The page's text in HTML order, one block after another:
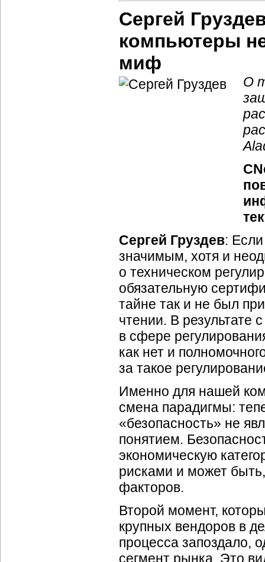
Сергей
компьютеры
миф
О
Сергей Груздев:
значимым, хотя и
о техническом
обязательную
тайне так и не был
чтении. В результате
в сфере
как нет и
за такое
Именно для нашей
смена парадигмы:
«безопасность» не
понятием.
экономическую
рисками и может
факторов.
Второй момент,
крупных вендоров в
процесса запоздало,
сегмент рынка. Это